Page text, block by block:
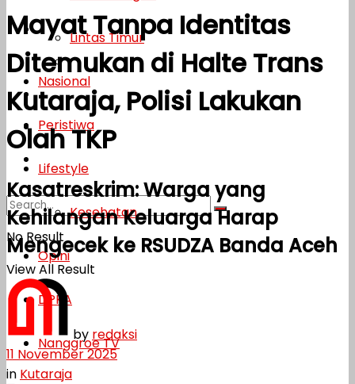
Lifestyle
Kesehatan
Opini
DPKA
Nanggroe TV
No Result
View All Result
Lintas Timur
Nasional
Peristiwa
Lifestyle
Kesehatan
Opini
DPKA
Nanggroe TV
Mayat Tanpa Identitas
Ditemukan di Halte Trans
Kutaraja, Polisi Lakukan
Olah TKP
Kasatreskrim: Warga yang
Kehilangan Keluarga Harap
Mengecek ke RSUDZA Banda Aceh
by redaksi
11 November 2025
in Kutaraja